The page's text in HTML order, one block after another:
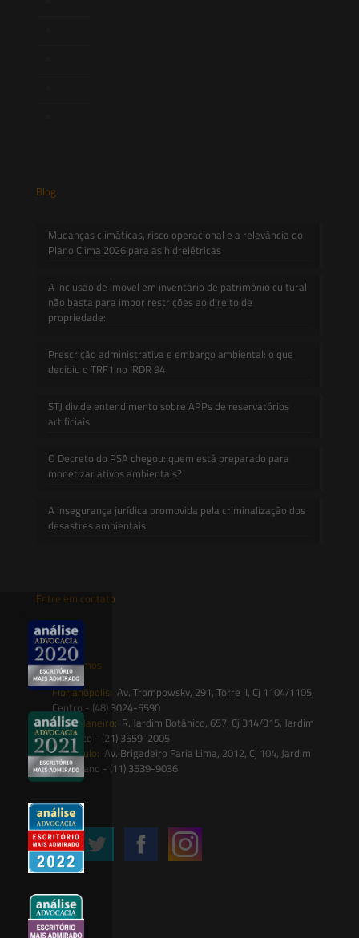
Blog
Mudanças climáticas, risco operacional e a relevância do
Plano Clima 2026 para as hidrelétricas
A inclusão de imóvel em inventário de patrimônio cultural
não basta para impor restrições ao direito de
propriedade:
Prescrição administrativa e embargo ambiental: o que
decidiu o TRF1 no IRDR 94
STJ divide entendimento sobre APPs de reservatórios
artificiais
O Decreto do PSA chegou: quem está preparado para
monetizar ativos ambientais?
A insegurança jurídica promovida pela criminalização dos
desastres ambientais
Entre em contato
contato@saesadvogados.com.br
Onde estamos
Florianópolis: Av. Trompowsky, 291, Torre II, Cj 1104/1105,
Centro - (48) 3024-5590
Rio de Janeiro: R. Jardim Botânico, 657, Cj 314/315, Jardim
Botânico - (21) 3559-2005
São Paulo: Av. Brigadeiro Faria Lima, 2012, Cj 104, Jardim
Paulistano - (11) 3539-9036
Siga-nos